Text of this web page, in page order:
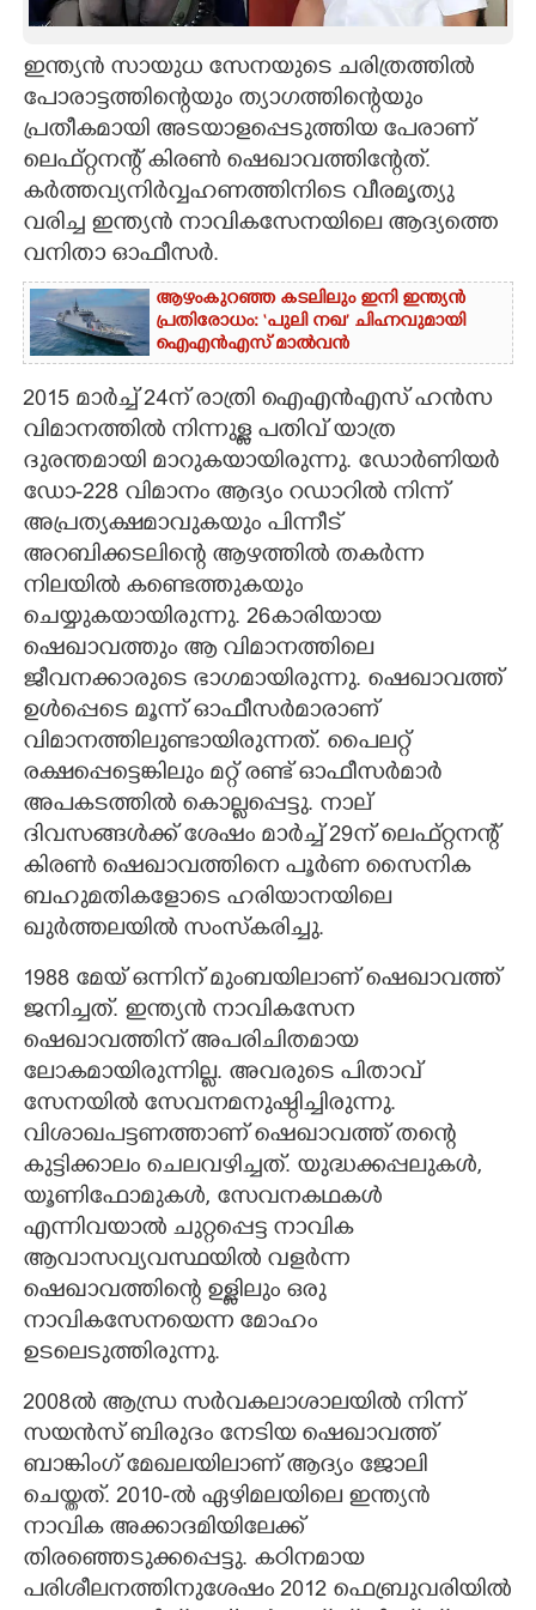
LITERATURE
ZOOM
CONTACT US
ഇന്ത്യൻ സായുധ സേനയുടെ ചരിത്രത്തിൽ
പോരാട്ടത്തിന്റെയും ത്യാഗത്തിന്റെയും
പ്രതീകമായി അടയാളപ്പെടുത്തിയ പേരാണ്
ലെഫ്റ്റനന്റ് കിരൺ ഷെഖാവത്തിന്റേത്.
കർത്തവ്യനിർവ്വഹണത്തിനിടെ വീരമൃത്യു
വരിച്ച ഇന്ത്യൻ നാവികസേനയിലെ ആദ്യത്തെ
വനിതാ ഓഫീസർ.
ആഴംകുറഞ്ഞ കടലിലും ഇനി ഇന്ത്യൻ
പ്രതിരോധം: ‘പുലി നഖ’ ചിഹ്നവുമായി
ഐഎൻഎസ്‌ മാൽവൻ
2015 മാർച്ച് 24ന് രാത്രി ഐഎൻഎസ് ഹൻസ
വിമാനത്തിൽ നിന്നുള്ള പതിവ് യാത്ര
ദുരന്തമായി മാറുകയായിരുന്നു. ഡോർണിയർ
ഡോ-228 വിമാനം ആദ്യം റഡാറിൽ നിന്ന്
അപ്രത്യക്ഷമാവുകയും പിന്നീട്
അറബിക്കടലിന്റെ ആഴത്തിൽ തകർന്ന
നിലയിൽ കണ്ടെത്തുകയും
ചെയ്യുകയായിരുന്നു. 26കാരിയായ
ഷെഖാവത്തും ആ വിമാനത്തിലെ
ജീവനക്കാരുടെ ഭാഗമായിരുന്നു. ഷെഖാവത്ത്
ഉൾപ്പെടെ മൂന്ന് ഓഫീസർമാരാണ്
വിമാനത്തിലുണ്ടായിരുന്നത്. പൈലറ്റ്
രക്ഷപ്പെട്ടെങ്കിലും മറ്റ് രണ്ട് ഓഫീസർമാർ
അപകടത്തിൽ കൊല്ലപ്പെട്ടു. നാല്
ദിവസങ്ങൾക്ക് ശേഷം മാർച്ച് 29ന് ലെഫ്റ്റനന്റ്
കിരൺ ഷെഖാവത്തിനെ പൂർണ സൈനിക
ബഹുമതികളോടെ ഹരിയാനയിലെ
ഖുർത്തലയിൽ സംസ്കരിച്ചു.
1988 മേയ് ഒന്നിന് മുംബയിലാണ് ഷെഖാവത്ത്
ജനിച്ചത്. ഇന്ത്യൻ നാവികസേന
ഷെഖാവത്തിന് അപരിചിതമായ
ലോകമായിരുന്നില്ല. അവരുടെ പിതാവ്
സേനയിൽ സേവനമനുഷ്ഠിച്ചിരുന്നു.
വിശാഖപട്ടണത്താണ് ഷെഖാവത്ത് തന്റെ
കുട്ടിക്കാലം ചെലവഴിച്ചത്. യുദ്ധക്കപ്പലുകൾ,
യൂണിഫോമുകൾ, സേവനകഥകൾ
എന്നിവയാൽ ചുറ്റപ്പെട്ട നാവിക
ആവാസവ്യവസ്ഥയിൽ വളർന്ന
ഷെഖാവത്തിന്റെ ഉള്ളിലും ഒരു
നാവികസേനയെന്ന മോഹം
ഉടലെടുത്തിരുന്നു.
2008ൽ ആന്ധ്ര സർവകലാശാലയിൽ നിന്ന്
സയൻസ് ബിരുദം നേടിയ ഷെഖാവത്ത്
ബാങ്കിംഗ് മേഖലയിലാണ് ആദ്യം ജോലി
ചെയ്തത്. 2010-ൽ ഏഴിമലയിലെ ഇന്ത്യൻ
നാവിക അക്കാദമിയിലേക്ക്
തിരഞ്ഞെടുക്കപ്പെട്ടു. കഠിനമായ
പരിശീലനത്തിനുശേഷം 2012 ഫെബ്രുവരിയിൽ